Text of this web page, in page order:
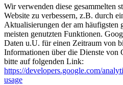
Wir verwenden diese gesammelten
Website zu verbessern, z.B. durch
Aktualisierungen der am häufigsten
meisten genutzten Funktionen.
Daten u.U. für einen Zeitraum von
Informationen über die Dienste von
bitte auf folgenden Link:
https://developers.google.com/
usage